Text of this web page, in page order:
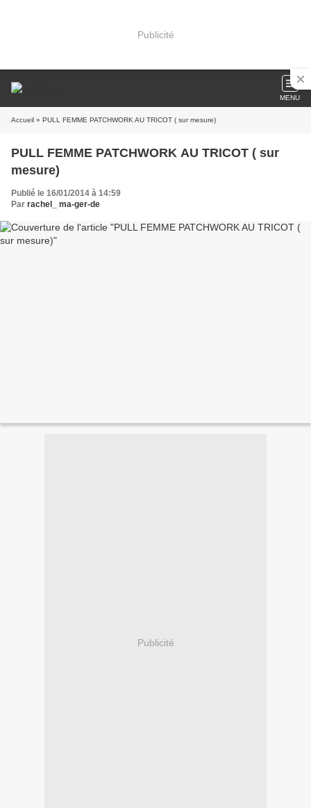
Publicité
MENU
Accueil » PULL FEMME PATCHWORK AU TRICOT ( sur mesure)
PULL FEMME PATCHWORK AU TRICOT ( sur
mesure)
Publié le 16/01/2014 à 14:59
Par rachel_ ma-ger-de
Publicité